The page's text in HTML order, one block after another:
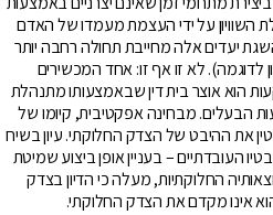
השוויון על ידי העצמת מעמדו של האדם
יעדים אלה מחייבת תחולה רחבה יותר
לא זו אף זו: אחד המכשירים
הוא אוצר בית דין שבאמצעותו מתנהלת
הבעלים. מבחינה אפקטיבית, קיומו של
את ההיבט של הצדק החלוקתי. עיון בשיח
העובדתיים – בעניין אופן ביצוע שמיטת
תוצאותיה החלוקתיות, מעלה כי הדיון בצדק